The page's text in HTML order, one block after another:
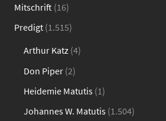
Mitschrift (16)
Predigt (1.515)
Arthur Katz (4)
Don Piper (2)
Heidemie Matutis (1)
Johannes W. Matutis (1.504)